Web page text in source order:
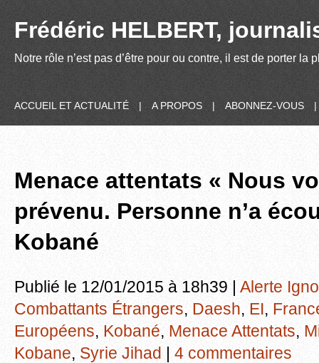
Frédéric HELBERT,
Notre rôle n’est pas d’être pour ou contre, il est de porter
ACCUEIL ET ACTUALITÉ | A PROPOS | ABONNEZ-VOUS |
Menace attentats « Nous
prévenu. Personne n’a
Kobané
Publié le 12/01/2015 à 18h39 | Alerte
Combattants Étrangers, Daesh, EI,
Européens, Kobané, Menace Attentats,
Kobane, Syrie Jihad | 4 commentaires